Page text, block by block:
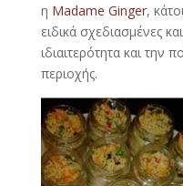
η Madame Ginger,
ειδικά σχεδιασμένες
ιδιαιτερότητα και την
περιοχής.